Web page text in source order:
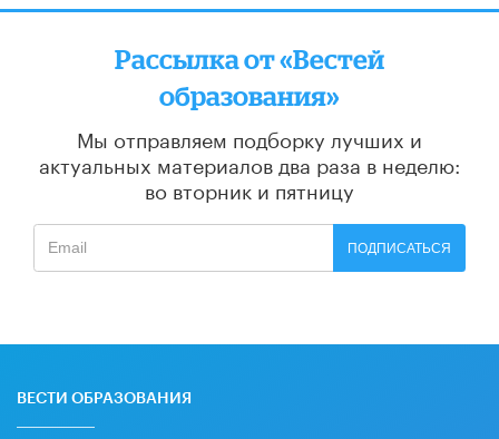
Рассылка от «Вестей
образования»
Мы отправляем подборку лучших и
актуальных материалов два раза в неделю:
во вторник и пятницу
ПОДПИСАТЬСЯ
ВЕСТИ ОБРАЗОВАНИЯ